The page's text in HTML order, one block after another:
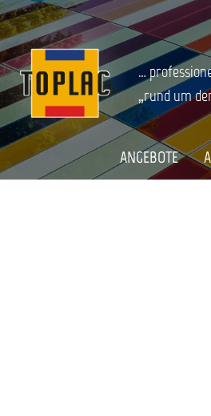
Zur Hauptnavigation springen
…
„rund um
ANGEBOTE
Startseite BOOT & CARAVAN
STAR BRITE
Bildergalerie überspringen